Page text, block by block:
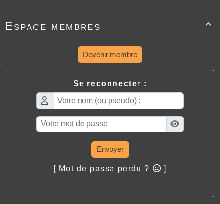

Espace membres
Devenir membre
Se reconnecter :
Envoyer
[ Mot de passe perdu ? ]